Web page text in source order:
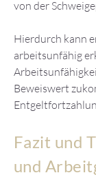
von der
Hierdurch kann
arbeitsunfähig
Beweiswert
Fazit und
und